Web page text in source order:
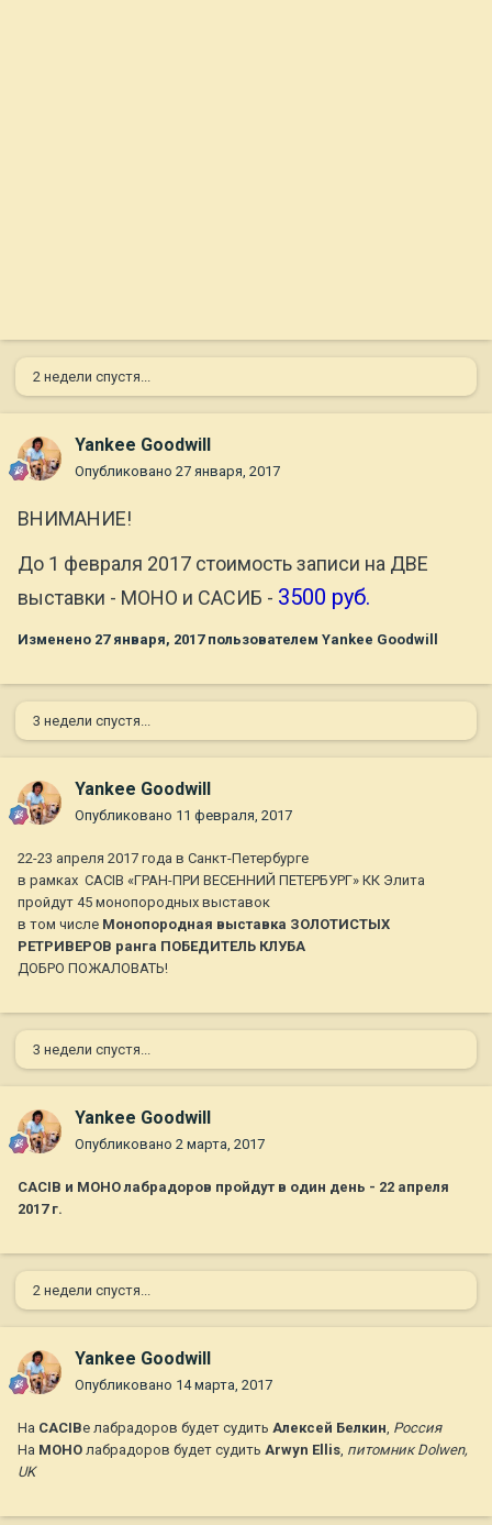
2 недели спустя...
Yankee Goodwill
Опубликовано 27 января, 2017
ВНИМАНИЕ!
До 1 февраля 2017 стоимость записи на ДВЕ
выставки - МОНО и САСИБ - 3500 руб.
Изменено 27 января, 2017пользователем Yankee Goodwill
3 недели спустя...
Yankee Goodwill
Опубликовано 11 февраля, 2017
22-23 апреля 2017 года в Санкт-Петербурге
в рамках CACIB «ГРАН-ПРИ ВЕСЕННИЙ ПЕТЕРБУРГ» КК Элита
пройдут 45 монопородных выставок
в том числе Монопородная выставка ЗОЛОТИСТЫХ
РЕТРИВЕРОВ ранга ПОБЕДИТЕЛЬ КЛУБА
ДОБРО ПОЖАЛОВАТЬ!
3 недели спустя...
Yankee Goodwill
Опубликовано 2 марта, 2017
CACIB и МОНО лабрадоров пройдут в один день - 22 апреля
2017 г.
2 недели спустя...
Yankee Goodwill
Опубликовано 14 марта, 2017
На CACIBе лабрадоров будет судить Алексей Белкин, Россия
На МОНО лабрадоров будет судить Arwyn Ellis, питомник Dolwen,
UK